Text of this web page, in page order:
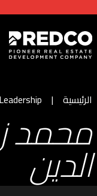
الرئيسية Leadership
محمد
الدين